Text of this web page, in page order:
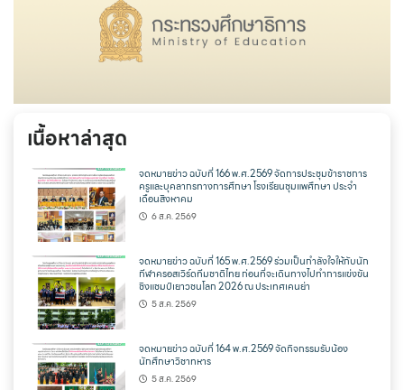
เนื้อหาล่าสุด
จดหมายข่าว ฉบับที่ 166 พ.ศ.2569 จัดการประชุมข้าราชการ
ครูและบุคลากรทางการศึกษา โรงเรียนชุมแพศึกษา ประจำ
เดือนสิงหาคม
6 ส.ค. 2569
จดหมายข่าว ฉบับที่ 165 พ.ศ.2569 ร่วมเป็นกำลังใจให้กับนัก
กีฬาครอสเวิร์ดทีมชาติไทย ก่อนที่จะเดินทางไปทำการแข่งขัน
ชิงแชมป์เยาวชนโลก 2026 ณ ประเทศเคนย่า
5 ส.ค. 2569
จดหมายข่าว ฉบับที่ 164 พ.ศ.2569 จัดกิจกรรมรับน้อง
นักศึกษาวิชาทหาร
5 ส.ค. 2569